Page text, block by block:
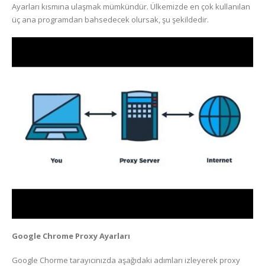
Ayarları kısmına ulaşmak mümkündür. Ülkemizde en çok kullanılan
üç ana programdan bahsedecek olursak, şu şekildedir.
Google Chrome Proxy Ayarları
Google Chorme tarayıcınızda aşağıdaki adımları izleyerek proxy